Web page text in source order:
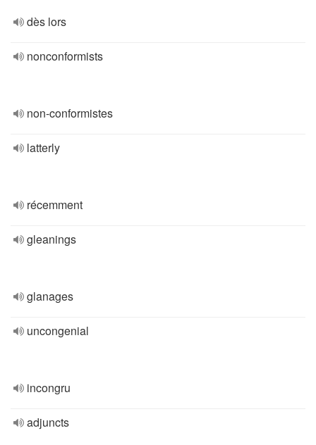
dès lors
nonconformists
non-conformistes
latterly
récemment
gleanings
glanages
uncongenial
incongru
adjuncts